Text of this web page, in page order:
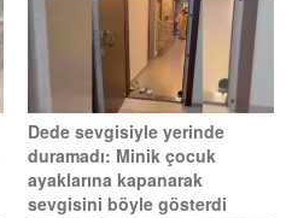
Dede sevgisiyle yerinde
duramadı: Minik çocuk
ayaklarına kapanarak
sevgisini böyle gösterdi